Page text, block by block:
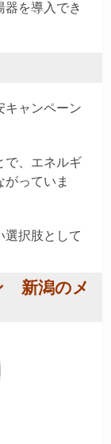
器を導入でき
キャンペーン
で、エネルギ
っていま
選択肢として
新潟のメ